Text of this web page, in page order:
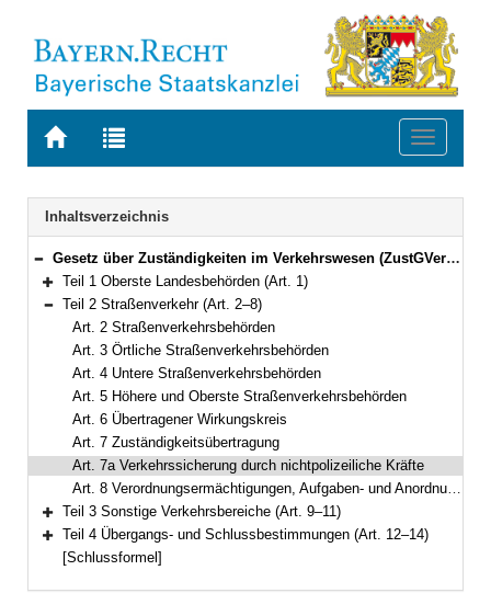
Zur
BAYERN.RECHT
Zur
letzten
Suche
Toggle
Navigation
Inhaltsverzeichnis
Bereich reduzieren
Gesetz über Zuständigkeiten im Verkehrswesen (ZustGVerk) Vom 28. Juni 1990 (GVBl. S. 220) BayRS 9210-1-I/B (Art. 1–14)
Bereich erweitern
Teil 1 Oberste Landesbehörden (Art. 1)
Bereich reduzieren
Teil 2 Straßenverkehr (Art. 2–8)
Art. 2 Straßenverkehrsbehörden
Art. 3 Örtliche Straßenverkehrsbehörden
Art. 4 Untere Straßenverkehrsbehörden
Art. 5 Höhere und Oberste Straßenverkehrsbehörden
Art. 6 Übertragener Wirkungskreis
Art. 7 Zuständigkeitsübertragung
Art. 7a Verkehrssicherung durch nichtpolizeiliche Kräfte
Art. 8 Verordnungsermächtigungen, Aufgaben- und Anordnungsübertragung
Bereich erweitern
Teil 3 Sonstige Verkehrsbereiche (Art. 9–11)
Bereich erweitern
Teil 4 Übergangs- und Schlussbestimmungen (Art. 12–14)
[Schlussformel]